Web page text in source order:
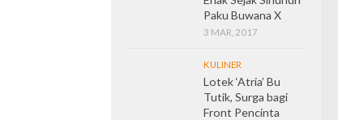
Paku Buwana X
3 MAR, 2017
KULINER
Lotek ‘Atria’ Bu
Tutik, Surga bagi
Front Pencinta